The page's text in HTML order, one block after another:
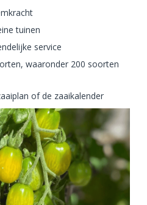
tuinen
service
waaronder 200 soorten
of de zaaikalender